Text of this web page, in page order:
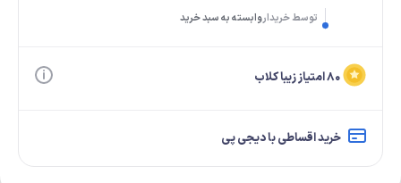
توسط خریداروابسته به سبد خرید
۸۰ امتیاز زیبا کلاب
خرید اقساطی با دیجی پی